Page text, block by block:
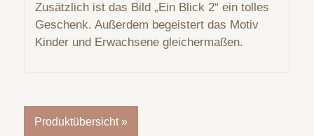
Zusätzlich ist das Bild „Ein Blick 2“ ein tolles
Geschenk. Außerdem begeistert das Motiv
Kinder und Erwachsene gleichermaßen.
Produktübersicht »